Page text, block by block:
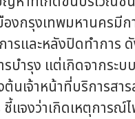
งกรุงเทพมหานครมี
ารและหลังปิดทำกา
รบำรุง แต่เกิดจากระ
เจ้าหน้าที่บริการสา
แจงว่าเกิดเหตุการณ์